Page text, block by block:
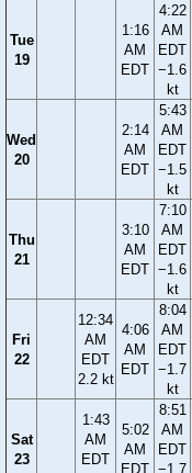
Tue
19
1:16
AM
EDT
4:22
AM
EDT
−1.6
kt
Wed
20
2:14
AM
EDT
5:43
AM
EDT
−1.5
kt
Thu
21
3:10
AM
EDT
7:10
AM
EDT
−1.6
kt
Fri
22
12:34
AM
EDT
2.2 kt
4:06
AM
EDT
8:04
AM
EDT
−1.7
kt
Sat
23
1:43
AM
EDT
5:02
AM
EDT
8:51
AM
EDT
−1.7